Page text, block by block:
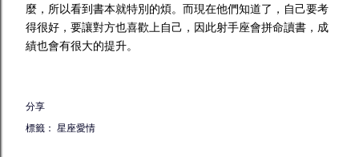
麼，所以看到書本就特別的煩。而現在他們知道了，自己要考
得很好，要讓對方也喜歡上自己，因此射手座會拼命讀書，成
績也會有很大的提升。
分享
標籤： 星座愛情